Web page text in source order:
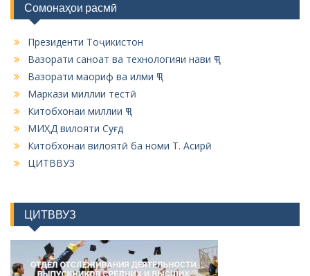
Сомонаҳои расмӣ
Президенти Тоҷикистон
Вазорати саноат ва технологияи нави ҶТ
Вазорати маориф ва илми ҶТ
Маркази миллии тестӣ
Китобхонаи миллии ҶТ
МИҲД вилояти Суғд
Китобхонаи вилоятӣ ба номи Т. Асирӣ
ЦИТВВУЗ
ЦИТВВУЗ